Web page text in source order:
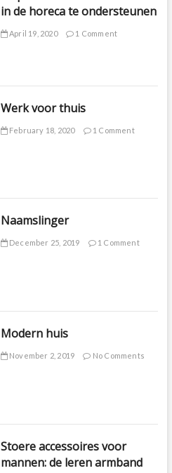
in de horeca te ondersteunen
April 19, 2020 1 Comment
Werk voor thuis
February 18, 2020 1 Comment
Naamslinger
December 25, 2019 1 Comment
Modern huis
November 2, 2019 No Comments
Stoere accessoires voor
mannen: de leren armband